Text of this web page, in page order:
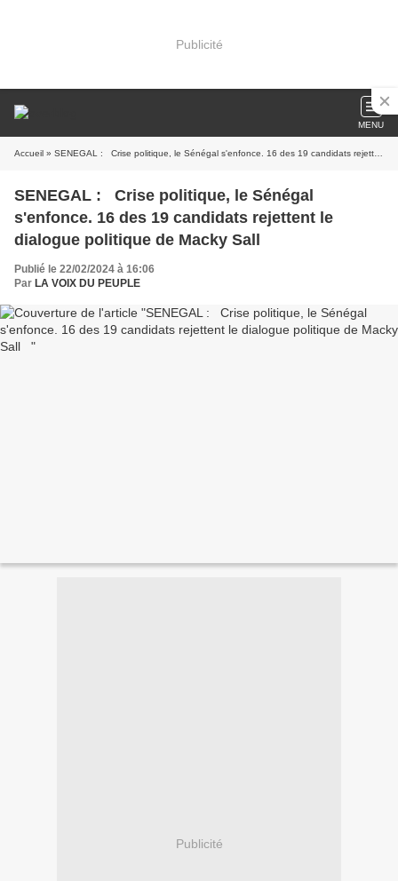
Publicité
MENU
Accueil » SENEGAL : ​ Crise politique, le Sénégal s'enfonce. 16 des 19 candidats rejettent le dialogue politique de Macky Sall
SENEGAL : ​ Crise politique, le Sénégal
s'enfonce. 16 des 19 candidats rejettent le
Publié le 22/02/2024 à 16:06
Par LA VOIX DU PEUPLE
Publicité